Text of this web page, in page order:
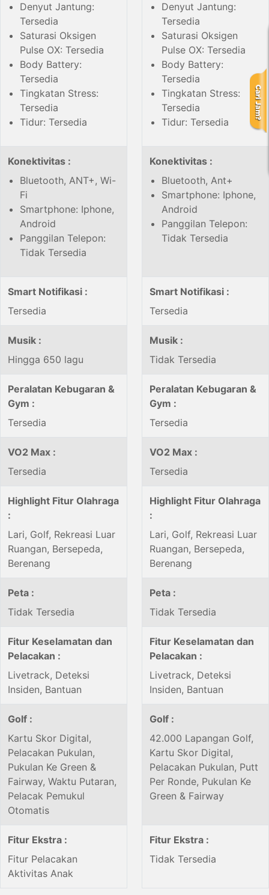
Denyut Jantung:
Tersedia
Saturasi Oksigen
Pulse OX: Tersedia
Body Battery:
Tersedia
Tingkatan Stress:
Tersedia
Tidur: Tersedia
Denyut Jantung:
Tersedia
Saturasi Oksigen
Pulse OX: Tersedia
Body Battery:
Tersedia
Tingkatan Stress:
Tersedia
Tidur: Tersedia
Konektivitas :
Bluetooth, ANT+, Wi-
Fi
Smartphone: Iphone,
Android
Panggilan Telepon:
Tidak Tersedia
Konektivitas :
Bluetooth, Ant+
Smartphone: Iphone,
Android
Panggilan Telepon:
Tidak Tersedia
Smart Notifikasi :
Tersedia
Smart Notifikasi :
Tersedia
Musik :
Hingga 650 lagu
Musik :
Tidak Tersedia
Peralatan Kebugaran &
Gym :
Tersedia
Peralatan Kebugaran &
Gym :
Tersedia
VO2 Max :
Tersedia
VO2 Max :
Tersedia
Highlight Fitur Olahraga
:
Lari, Golf, Rekreasi Luar
Ruangan, Bersepeda,
Berenang
Highlight Fitur Olahraga
:
Lari, Golf, Rekreasi Luar
Ruangan, Bersepeda,
Berenang
Peta :
Tidak Tersedia
Peta :
Tidak Tersedia
Fitur Keselamatan dan
Pelacakan :
Livetrack, Deteksi
Insiden, Bantuan
Fitur Keselamatan dan
Pelacakan :
Livetrack, Deteksi
Insiden, Bantuan
Golf :
Kartu Skor Digital,
Pelacakan Pukulan,
Pukulan Ke Green &
Fairway, Waktu Putaran,
Pelacak Pemukul
Otomatis
Golf :
42.000 Lapangan Golf,
Kartu Skor Digital,
Pelacakan Pukulan, Putt
Per Ronde, Pukulan Ke
Green & Fairway
Fitur Ekstra :
Fitur Pelacakan
Aktivitas Anak
Fitur Ekstra :
Tidak Tersedia